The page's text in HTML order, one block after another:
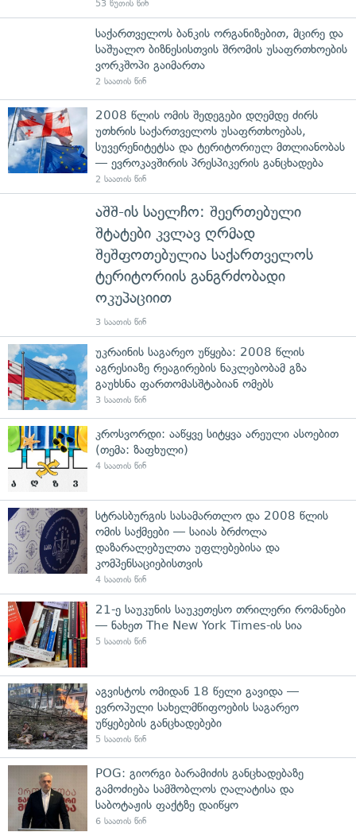
53 წუთის წინ
საქართველოს ბანკის ორგანიზებით, მცირე და
საშუალო ბიზნესისთვის შრომის უსაფრთხოების
ვორკშოპი გაიმართა
2 საათის წინ
2008 წლის ომის შედეგები დღემდე ძირს
უთხრის საქართველოს უსაფრთხოებას,
სუვერენიტეტსა და ტერიტორიულ მთლიანობას
— ევროკავშირის პრესპიკერის განცხადება
2 საათის წინ
აშშ-ის საელჩო: შეერთებული
შტატები კვლავ ღრმად
შეშფოთებულია საქართველოს
ტერიტორიის განგრძობადი
ოკუპაციით
3 საათის წინ
უკრაინის საგარეო უწყება: 2008 წლის
აგრესიაზე რეაგირების ნაკლებობამ გზა
გაუხსნა ფართომასშტაბიან ომებს
3 საათის წინ
კროსვორდი: ააწყვე სიტყვა არეული ასოებით
(თემა: ზაფხული)
4 საათის წინ
სტრასბურგის სასამართლო და 2008 წლის
ომის საქმეები — საიას ბრძოლა
დაზარალებულთა უფლებებისა და
კომპენსაციებისთვის
4 საათის წინ
21-ე საუკუნის საუკეთესო თრილერი რომანები
— ნახეთ The New York Times-ის სია
5 საათის წინ
აგვისტოს ომიდან 18 წელი გავიდა —
ევროპული სახელმწიფოების საგარეო
უწყებების განცხადებები
5 საათის წინ
POG: გიორგი ბარამიძის განცხადებაზე
გამოძიება სამშობლოს ღალატისა და
საბოტაჟის ფაქტზე დაიწყო
6 საათის წინ